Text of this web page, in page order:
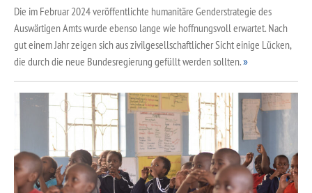
Die im Februar 2024 veröffentlichte humanitäre Genderstrategie des
Auswärtigen Amts wurde ebenso lange wie hoffnungsvoll erwartet. Nach
gut einem Jahr zeigen sich aus zivilgesellschaftlicher Sicht einige Lücken,
die durch die neue Bundesregierung gefüllt werden sollten.